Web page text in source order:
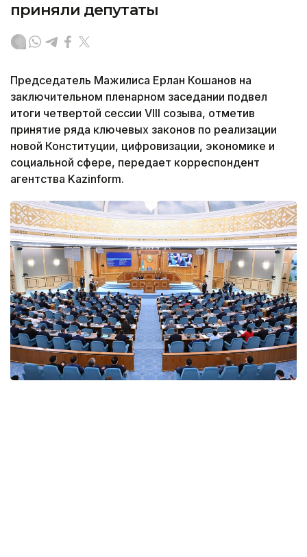
приняли депутаты
Председатель Мажилиса Ерлан Кошанов на
заключительном пленарном заседании подвел
итоги четвертой сессии VIII созыва, отметив
принятие ряда ключевых законов по реализации
новой Конституции, цифровизации, экономике и
социальной сфере, передает корреспондент
агентства Kazinform.